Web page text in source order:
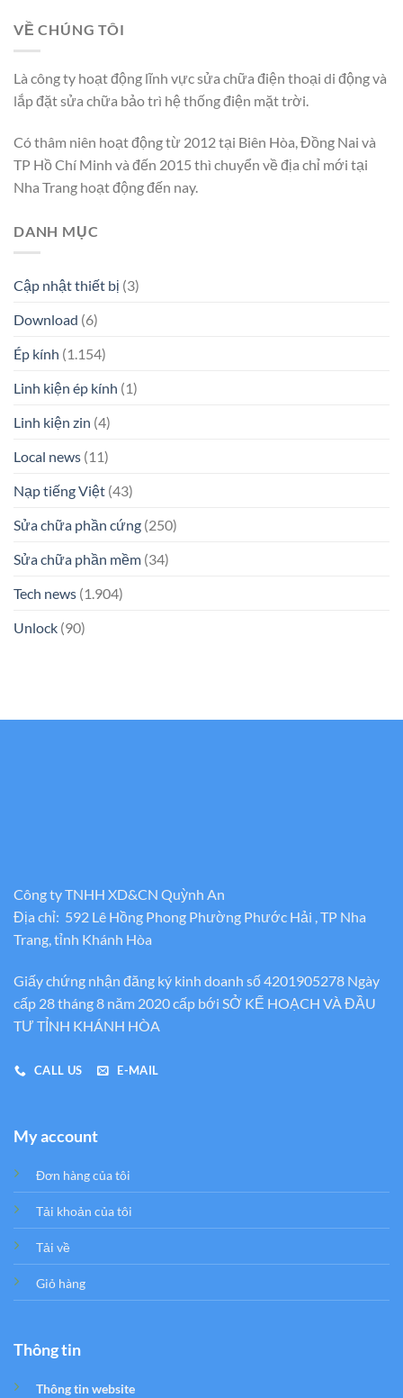
VỀ CHÚNG TÔI
Là công ty hoạt động lĩnh vực sửa chữa điện thoại di động và
lắp đặt sửa chữa bảo trì hệ thống điện mặt trời.
Có thâm niên hoạt động từ 2012 tại Biên Hòa, Đồng Nai và
TP Hồ Chí Minh và đến 2015 thì chuyển về địa chỉ mới tại
Nha Trang hoạt động đến nay.
DANH MỤC
Cập nhật thiết bị (3)
Download (6)
Ép kính (1.154)
Linh kiện ép kính (1)
Linh kiện zin (4)
Local news (11)
Nạp tiếng Việt (43)
Sửa chữa phần cứng (250)
Sửa chữa phần mềm (34)
Tech news (1.904)
Unlock (90)
Công ty TNHH XD&CN Quỳnh An
Địa chỉ: 592 Lê Hồng Phong Phường Phước Hải , TP Nha
Trang, tỉnh Khánh Hòa
Giấy chứng nhận đăng ký kinh doanh số 4201905278 Ngày
cấp 28 tháng 8 năm 2020 cấp bới SỞ KẾ HOẠCH VÀ ĐẦU
TƯ TỈNH KHÁNH HÒA
CALL US E-MAIL
My account
Đơn hàng của tôi
Tải khoản của tôi
Tải về
Giỏ hàng
Thông tin
Thông tin website